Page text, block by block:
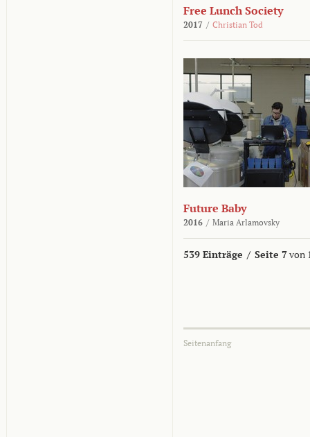
Free Lunch Society
2017 / Christian Tod
Future Baby
2016 / Maria Arlamovsky
539 Einträge / Seite 7von
Seitenanfang